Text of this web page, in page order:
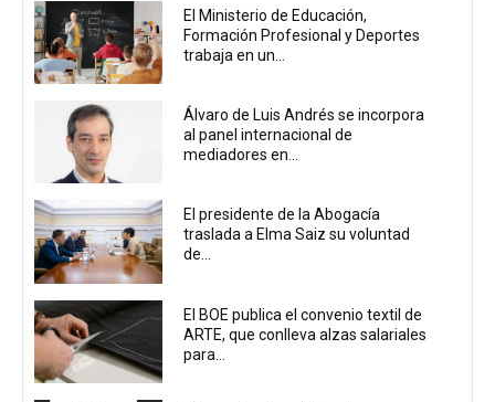
El Ministerio de Educación,
Formación Profesional y Deportes
trabaja en un...
Álvaro de Luis Andrés se incorpora
al panel internacional de
mediadores en...
El presidente de la Abogacía
traslada a Elma Saiz su voluntad
de...
El BOE publica el convenio textil de
ARTE, que conlleva alzas salariales
para...